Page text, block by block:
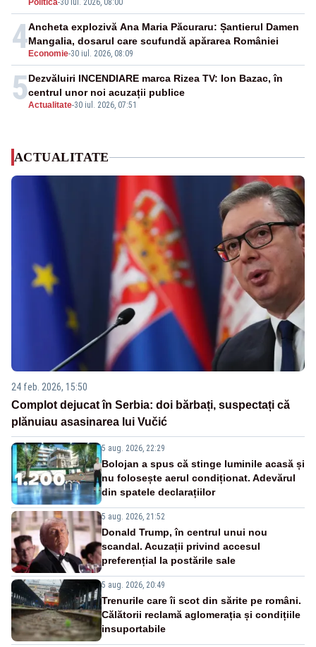
Politica-30 iul. 2026, 08:00
4 Economie-30 iul. 2026, 08:09
Ancheta explozivă Ana Maria Păcuraru: Șantierul Damen
Mangalia, dosarul care scufundă apărarea României
5Actualitate-30 iul. 2026, 07:51
Dezvăluiri INCENDIARE marca Rizea TV: Ion Bazac, în
centrul unor noi acuzații publice
ACTUALITATE
24 feb. 2026, 15:50
Complot dejucat în Serbia: doi bărbați, suspectați că
plănuiau asasinarea lui Vučić
5 aug. 2026, 22:29
Bolojan a spus că stinge luminile acasă și
nu folosește aerul condiționat. Adevărul
din spatele declarațiilor
5 aug. 2026, 21:52
Donald Trump, în centrul unui nou
scandal. Acuzații privind accesul
preferențial la postările sale
5 aug. 2026, 20:49
Trenurile care îi scot din sărite pe români.
Călătorii reclamă aglomerația și condițiile
insuportabile